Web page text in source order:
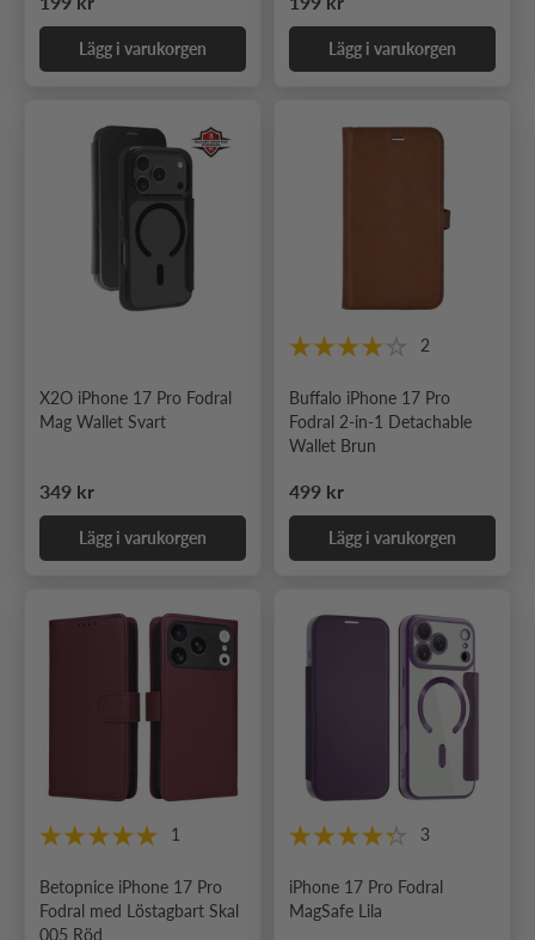
Lägg i varukorgen Lägg i varukorgen
X2O iPhone 17 Pro Fodral
Mag Wallet Svart
Ordinarie pris
349 kr
Lägg i varukorgen
2
Buffalo iPhone 17 Pro
Fodral 2-in-1 Detachable
Wallet Brun
Ordinarie pris
499 kr
Lägg i varukorgen
1
Betopnice iPhone 17 Pro
Fodral med Löstagbart Skal
005 Röd
3
iPhone 17 Pro Fodral
MagSafe Lila